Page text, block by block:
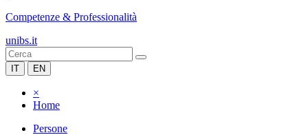
Competenze & Professionalità
unibs.it
IT EN
×
Home
Persone